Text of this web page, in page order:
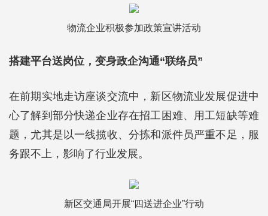
物流企业积极参加政策宣讲活动
搭建平台送岗位，变身政企沟通“联络员”
在前期实地走访座谈交流中，新区物流业发展促进中
心了解到部分快递企业存在招工困难、用工短缺等难
题，尤其是以一线揽收、分拣和派件员严重不足，服
务跟不上，影响了行业发展。
新区交通局开展“四送进企业”行动